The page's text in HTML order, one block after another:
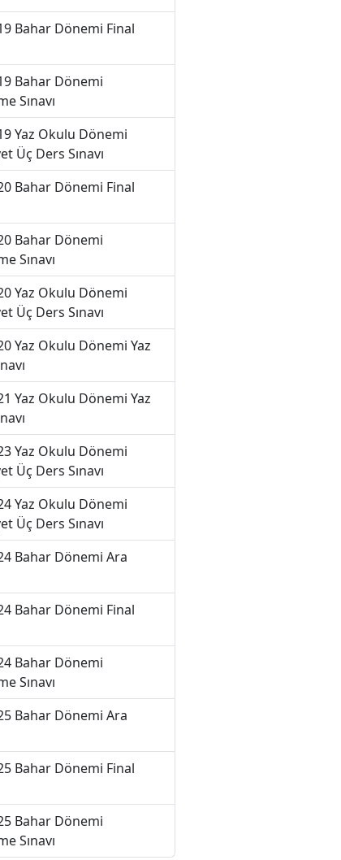
Bahar Dönemi Final
Bahar Dönemi
Sınavı
Yaz Okulu Dönemi
Üç Ders Sınavı
Bahar Dönemi Final
Bahar Dönemi
Sınavı
Yaz Okulu Dönemi
Üç Ders Sınavı
Yaz Okulu Dönemi Yaz
Yaz Okulu Dönemi Yaz
Yaz Okulu Dönemi
Üç Ders Sınavı
Yaz Okulu Dönemi
Üç Ders Sınavı
Bahar Dönemi Ara
Bahar Dönemi Final
Bahar Dönemi
Sınavı
Bahar Dönemi Ara
Bahar Dönemi Final
Bahar Dönemi
Sınavı